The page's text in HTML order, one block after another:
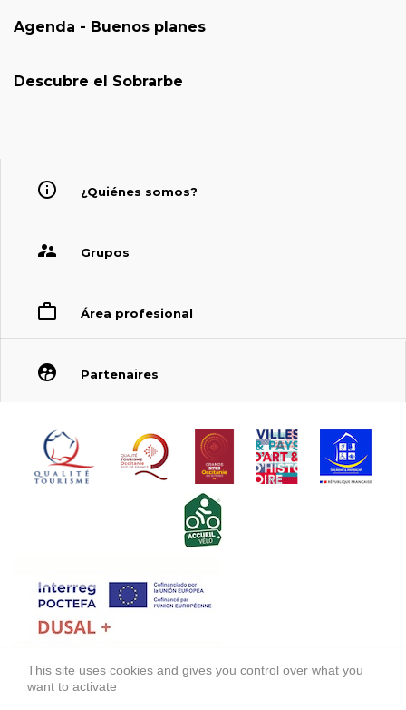
Agenda - Buenos planes
Descubre el Sobrarbe
¿Quiénes somos?
Grupos
Área profesional
Partenaires
FONDS EUROPÉEN DE DÉVELOPPEMENT RÉGIONAL (FEDER)
This site uses cookies and gives you control over what you
want to activate